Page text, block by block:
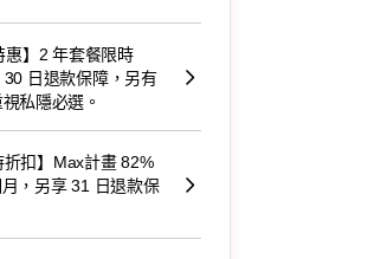
惠】2 年套餐限時
日退款保障，另有
私隱必選。
折扣】Max計畫 82%
，另享 31 日退款保